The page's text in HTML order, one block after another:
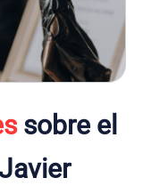
sobre el